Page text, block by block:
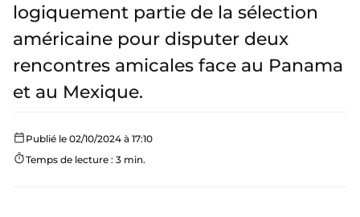
logiquement partie de la sélection
américaine pour disputer deux
rencontres amicales face au Panama
et au Mexique.
Publié le 02/10/2024 à 17:10
Temps de lecture : 3 min.